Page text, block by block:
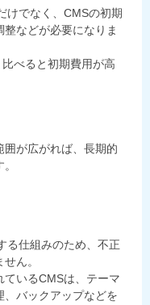
けでなく、CMSの初期
などが必要になりま
べると初期費用が高
囲が広がれば、長期的
る仕組みのため、不正
ん。
いるCMSは、テーマ
バックアップなどを